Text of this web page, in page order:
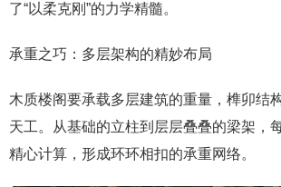
了“以柔克刚”的力学精髓。
承重之巧：多层架构的精妙布局
木质楼阁要承载多层建筑的重量，榫卯结
天工。从基础的立柱到层层叠叠的梁架，
精心计算，形成环环相扣的承重网络。